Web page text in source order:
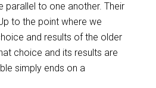
parallel to one another. Their
to the point where we
and results of the older
choice and its results are
simply ends on a